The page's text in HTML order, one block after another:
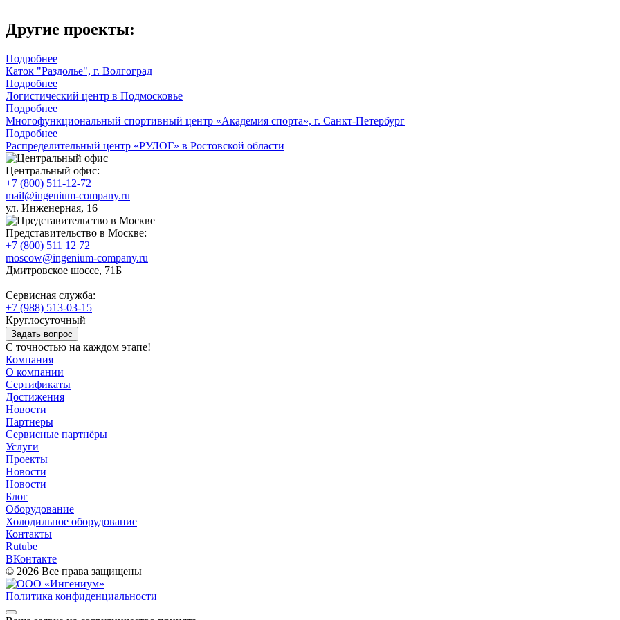
Другие проекты:
Подробнее
Каток "Раздолье", г. Волгоград
Подробнее
Логистический центр в Подмосковье
Подробнее
Многофункциональный спортивный центр «Академия спорта», г. Санкт‑Петербург
Подробнее
Распределительный центр «РУЛОГ» в Ростовской области
Центральный офис:
+7 (800) 511-12-72
mail@ingenium-company.ru
ул. Инженерная, 16
Представительство в Москве:
+7 (800) 511 12 72
moscow@ingenium-company.ru
Дмитровское шоссе, 71Б
Сервисная служба:
+7 (988) 513-03-15
Круглосуточный
Задать вопрос
С точностью на каждом этапе!
Компания
О компании
Сертификаты
Достижения
Новости
Партнеры
Сервисные партнёры
Услуги
Проекты
Новости
Новости
Блог
Оборудование
Холодильное оборудование
Контакты
Rutube
ВКонтакте
© 2026 Все права защищены
Политика конфиденциальности